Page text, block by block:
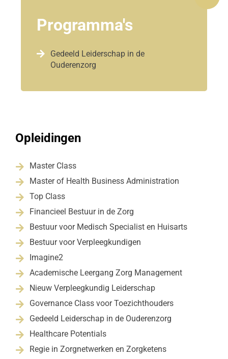
Programma's

Gedeeld Leiderschap in de
Ouderenzorg
Opleidingen
 Master Class
 Master of Health Business Administration
 Top Class
 Financieel Bestuur in de Zorg
 Bestuur voor Medisch Specialist en Huisarts
 Bestuur voor Verpleegkundigen
 Imagine2
 Academische Leergang Zorg Management
 Nieuw Verpleegkundig Leiderschap
 Governance Class voor Toezichthouders
 Gedeeld Leiderschap in de Ouderenzorg
 Healthcare Potentials
 Regie in Zorgnetwerken en Zorgketens